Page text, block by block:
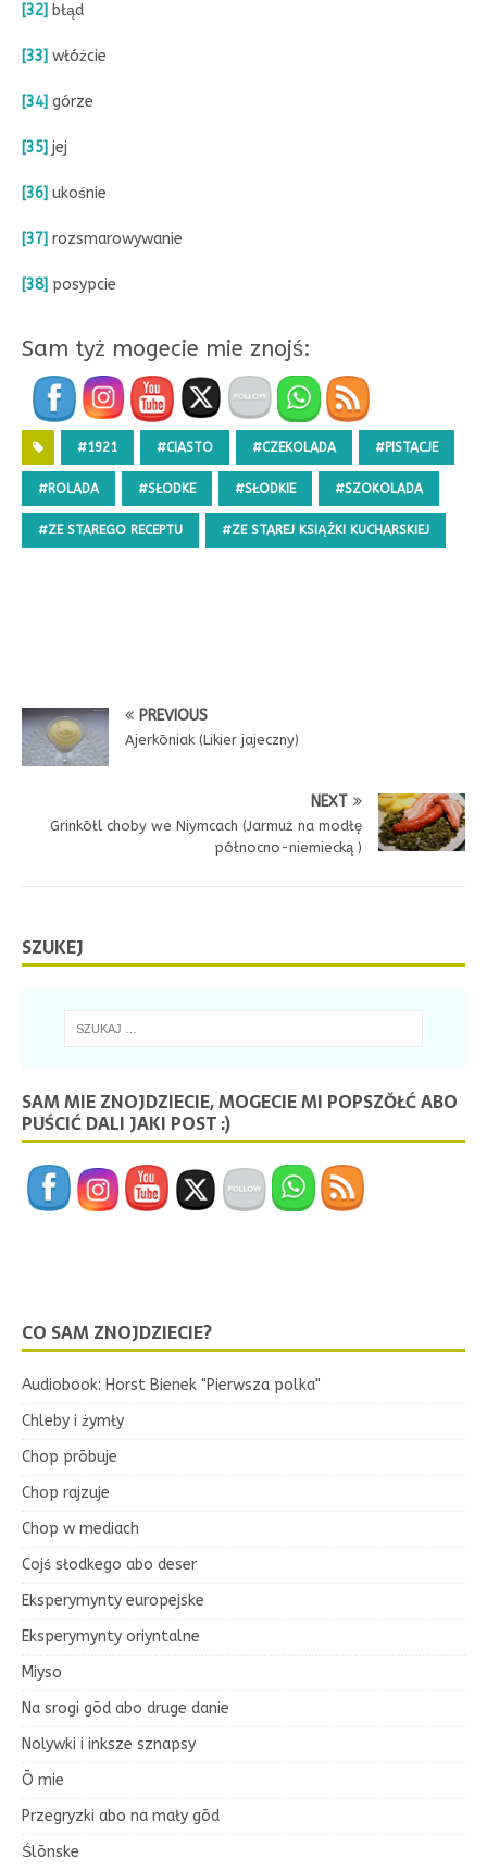
[32] błąd
[33] włóżcie
[34] górze
[35] jej
[36] ukośnie
[37] rozsmarowywanie
[38] posypcie
Sam tyż mogecie mie znojś:
#1921 #CIASTO #CZEKOLADA #PISTACJE
#ROLADA #SŁODKE #SŁODKIE #SZOKOLADA
#ZE STAREGO RECEPTU #ZE STAREJ KSIĄŻKI KUCHARSKIEJ
PREVIOUS
Ajerkōniak (Likier jajeczny)
NEXT
Grinkōłl choby we Niymcach (Jarmuż na modłę
północno-niemiecką )
SZUKEJ
SAM MIE ZNOJDZIECIE, MOGECIE MI POPSZŎŁĆ ABO
PUŚCIĆ DALI JAKI POST :)
CO SAM ZNOJDZIECIE?
Audiobook: Horst Bienek "Pierwsza polka"
Chleby i żymły
Chop prōbuje
Chop rajzuje
Chop w mediach
Cojś słodkego abo deser
Eksperymynty europejske
Eksperymynty oriyntalne
Miyso
Na srogi gōd abo druge danie
Nolywki i inksze sznapsy
Ō mie
Przegryzki abo na mały gōd
Ślōnske